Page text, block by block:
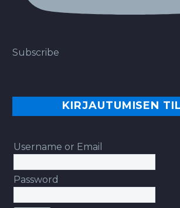
Subscribe
KIRJAUTUMISEN
Username or Email
Password